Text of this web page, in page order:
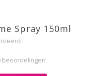
Spray 150ml
beoordelingen